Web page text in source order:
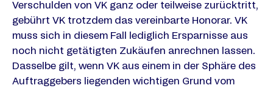
Verschulden von VK ganz oder teilweise zurücktritt,
gebührt VK trotzdem das vereinbarte Honorar. VK
muss sich in diesem Fall lediglich Ersparnisse aus
noch nicht getätigten Zukäufen anrechnen lassen.
Dasselbe gilt, wenn VK aus einem in der Sphäre des
Auftraggebers liegenden wichtigen Grund vom